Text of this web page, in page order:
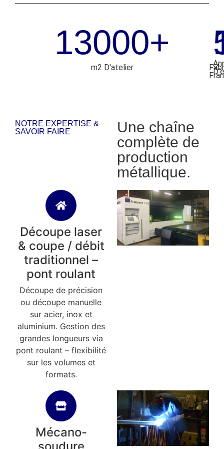
13000+
m2 D'atelier
NOTRE EXPERTISE &
SAVOIR FAIRE
Une chaîne
complète de
production
métallique.
Découpe laser
& coupe / débit
traditionnel –
pont roulant
Découpe de précision
ou découpe manuelle
sur acier, inox et
aluminium. Gestion des
grandes longueurs via
pont roulant – flexibilité
sur les volumes et
formats.
Mécano-